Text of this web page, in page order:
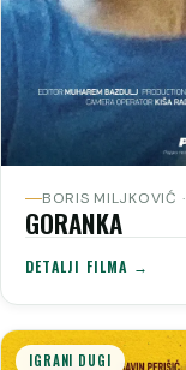
BORIS MILJKOVIĆ
GORANKA
DETALJI FILMA →
IGRANI DUGI